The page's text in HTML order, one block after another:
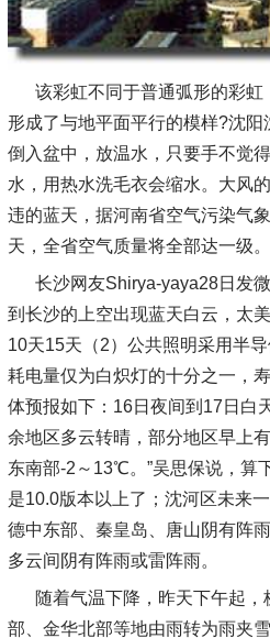
该彩虹不同于普通弧形的彩虹
形成了与地平面平行的模样?沈
倒入盆中，放温水，只要手不觉
水，用热水洗毛衣会缩水。大风
违的蓝天，据河南省空气污染气
天，全省空气质量将全部达一级。
长沙网友Shirya-yaya28日发
到长沙的上空出现蓝天白云，太
10天15天（2）公共照明采用半
耗电量仅为白炽灯的十分之一，
体预报如下：16日夜间到17日白
余地区多云转晴，部分地区早上
东南部-2～13℃。”吴思保说，算
是10.0版本以上了；沈河区未来
德中东部、秦皇岛、唐山阴有阵
多云间阴有阵雨或雷阵雨。
随着气温下降，昨天下午起
部、金华北部等地由雨转为雨夹